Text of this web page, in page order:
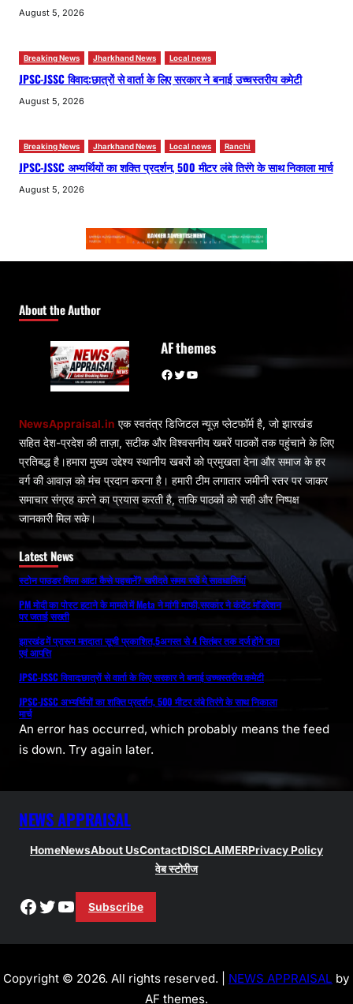
August 5, 2026
Breaking News Jharkhand News Local news
JPSC-JSSC विवाद:छात्रों से वार्ता के लिए सरकार ने बनाई उच्चस्तरीय कमेटी
August 5, 2026
Breaking News Jharkhand News Local news Ranchi
JPSC-JSSC अभ्यर्थियों का शक्ति प्रदर्शन, 500 मीटर लंबे तिरंगे के साथ निकाला मार्च
August 5, 2026
About the Author
AF themes
Facebook Twitter YouTube
NewsAppraisal.in एक स्वतंत्र डिजिटल न्यूज़ प्लेटफॉर्म है, जो झारखंड
सहित देश-प्रदेश की ताज़ा, सटीक और विश्वसनीय खबरें पाठकों तक पहुंचाने के लिए
प्रतिबद्ध है।हमारा मुख्य उद्देश्य स्थानीय खबरों को प्रमुखता देना और समाज के हर
वर्ग की आवाज़ को मंच प्रदान करना है। हमारी टीम लगातार जमीनी स्तर पर जाकर
समाचार संग्रह करने का प्रयास करती है, ताकि पाठकों को सही और निष्पक्ष
जानकारी मिल सके।
Latest News
स्टोन पाउडर मिला आटा कैसे पहचानें? खरीदते समय रखें ये सावधानियां
PM मोदी का पोस्ट हटाने के मामले में Meta ने मांगी माफी,सरकार ने कंटेंट मॉडरेशन
पर जताई सख्ती
झारखंड में प्रारूप मतदाता सूची प्रकाशित,5अगस्त से 4 सितंबर तक दर्ज होंगे दावा
एवं आपत्ति
JPSC-JSSC विवाद:छात्रों से वार्ता के लिए सरकार ने बनाई उच्चस्तरीय कमेटी
JPSC-JSSC अभ्यर्थियों का शक्ति प्रदर्शन, 500 मीटर लंबे तिरंगे के साथ निकाला
मार्च
An error has occurred, which probably means the feed
is down. Try again later.
NEWS APPRAISAL
HomeNewsAbout UsContactDISCLAIMERPrivacy Policy
वेब स्टोरीज
Facebook
Twitter
YouTube
Subscribe
Copyright © 2026. All rights reserved. | NEWS APPRAISAL by
AF themes.